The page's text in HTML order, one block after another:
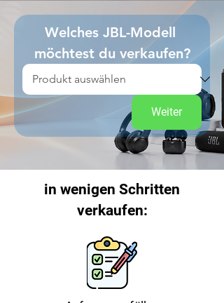
Welches JBL-Modell
möchtest du verkaufen?
Weiter
in wenigen Schritten
verkaufen: